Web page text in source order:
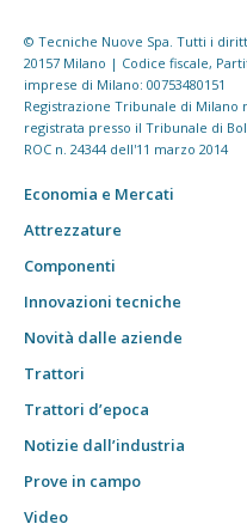
© Tecniche Nuove Spa. Tutti i
20157 Milano | Codice fiscale,
imprese di Milano: 00753480151
Registrazione Tribunale di Milano
registrata presso il Tribunale di
ROC n. 24344 dell'11 marzo 2014
Economia e Mercati
Attrezzature
Componenti
Innovazioni tecniche
Novità dalle aziende
Trattori
Trattori d’epoca
Notizie dall’industria
Prove in campo
Video